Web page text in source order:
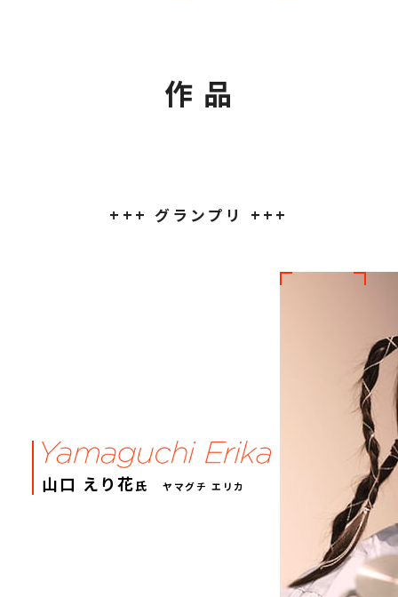
作 品
+++ グランプリ +++
山口 えり花 氏 ヤマグチ エリカ